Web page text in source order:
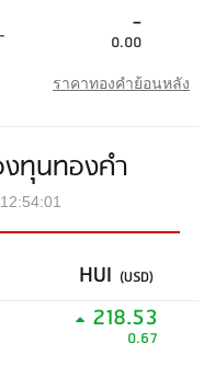
- -
0.00
ราคาทองคำย้อนหลัง
งทุนทองคำ
HUI (USD)
218.53
0.67